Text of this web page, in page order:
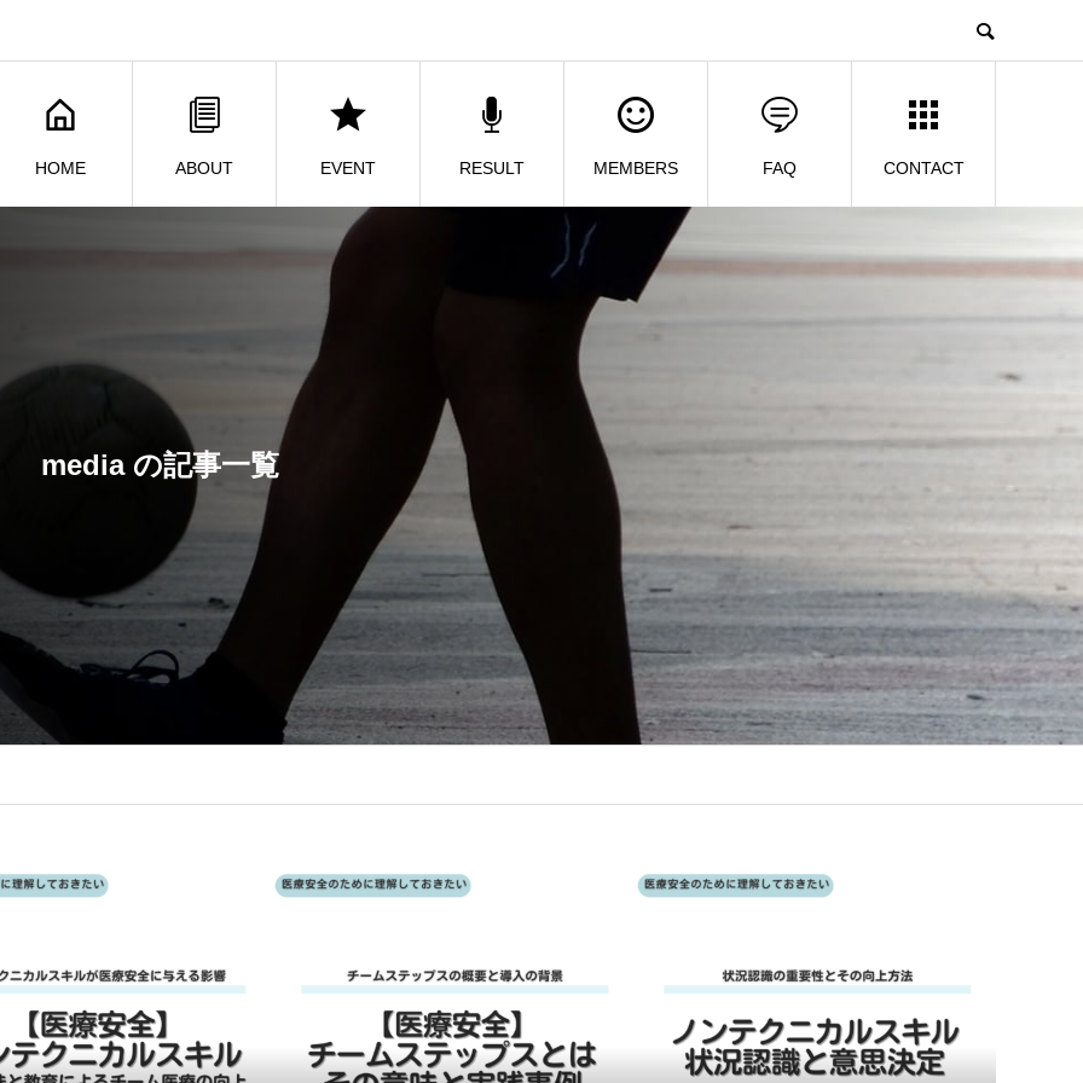
HOME ABOUT EVENT RESULT MEMBERS FAQ CONTACT
media の記事一覧